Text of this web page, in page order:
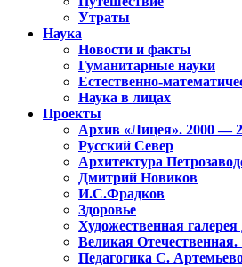
Утраты
Наука
Новости и факты
Гуманитарные науки
Естественно-
Наука в лицах
Проекты
Архив «Лицея». 2000 —
Русский Север
Архитектура
Дмитрий Новиков
И.С.Фрадков
Здоровье
Художественная
Великая
Педагогика С.